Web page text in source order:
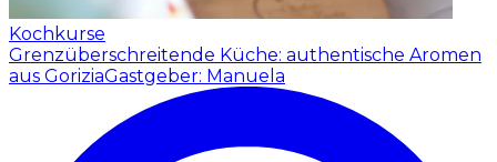
Kochkurse
Grenzüberschreitende Küche: authentische Aromen
aus GoriziaGastgeber: Manuela